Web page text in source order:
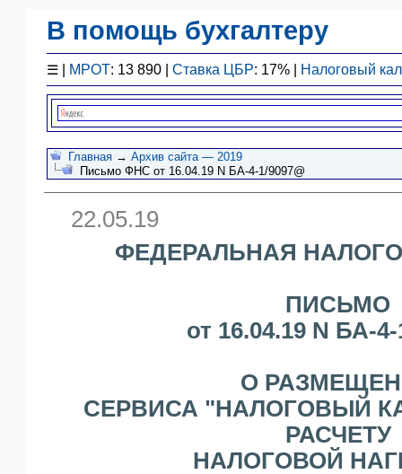
В помощь бухгалтеру
☰ МРОТ: 13 890 | Ставка ЦБР: 17% | Налоговый
Законодательство
F1 - Отчетность
План счетов
Справочник
Упрощенка
Договоры
Главная → Архив сайта — 2019
Письмо ФНС от 16.04.19 N БА-4-1/9097@
22.05.19
ФЕДЕРАЛЬНАЯ
ПИСЬМО
от 16.04.19 N БА-4-
О
СЕРВИСА "НАЛОГОВЫЙ
РАСЧЕТУ
НАЛОГОВОЙ